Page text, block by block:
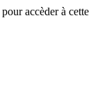
accèder à